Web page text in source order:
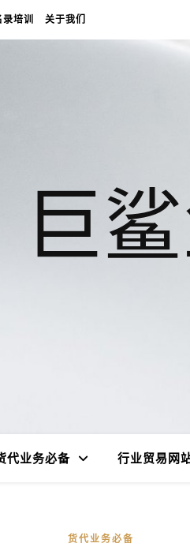
录培训 关于我们
巨
代业务必备 行业贸易网
货代业务必备